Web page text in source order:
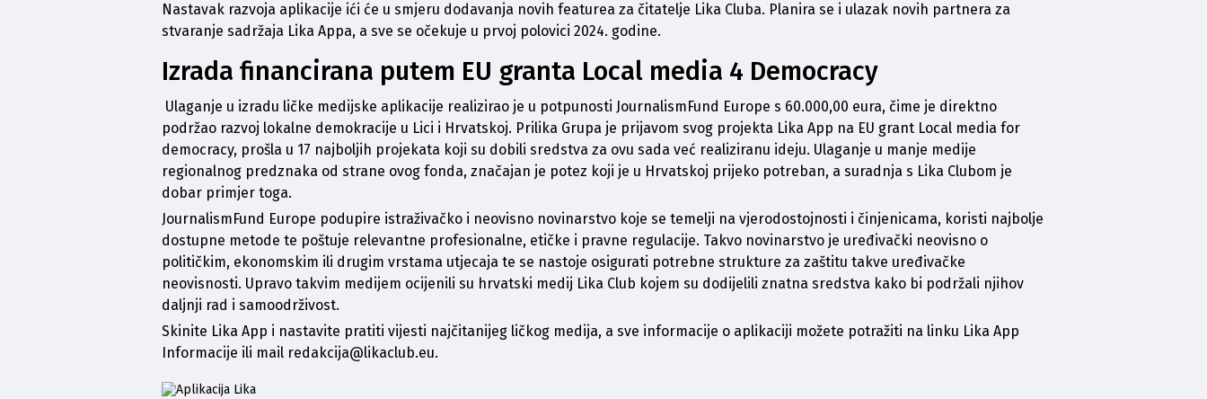
Nastavak razvoja aplikacije ići će u smjeru dodavanja novih featurea za čitatelje Lika Cluba. Planira se i ulazak novih partnera za
stvaranje sadržaja Lika Appa, a sve se očekuje u prvoj polovici 2024. godine.
Izrada financirana putem EU granta Local media 4 Democracy
Ulaganje u izradu ličke medijske aplikacije realizirao je u potpunosti JournalismFund Europe s 60.000,00 eura, čime je direktno
podržao razvoj lokalne demokracije u Lici i Hrvatskoj. Prilika Grupa je prijavom svog projekta Lika App na EU grant Local media for
democracy, prošla u 17 najboljih projekata koji su dobili sredstva za ovu sada već realiziranu ideju. Ulaganje u manje medije
regionalnog predznaka od strane ovog fonda, značajan je potez koji je u Hrvatskoj prijeko potreban, a suradnja s Lika Clubom je
dobar primjer toga.
JournalismFund Europe podupire istraživačko i neovisno novinarstvo koje se temelji na vjerodostojnosti i činjenicama, koristi najbolje
dostupne metode te poštuje relevantne profesionalne, etičke i pravne regulacije. Takvo novinarstvo je uređivački neovisno o
političkim, ekonomskim ili drugim vrstama utjecaja te se nastoje osigurati potrebne strukture za zaštitu takve uređivačke
neovisnosti. Upravo takvim medijem ocijenili su hrvatski medij Lika Club kojem su dodijelili znatna sredstva kako bi podržali njihov
daljnji rad i samoodrživost.
Skinite Lika App i nastavite pratiti vijesti najčitanijeg ličkog medija, a sve informacije o aplikaciji možete potražiti na linku Lika App
Informacije ili mail redakcija@likaclub.eu.